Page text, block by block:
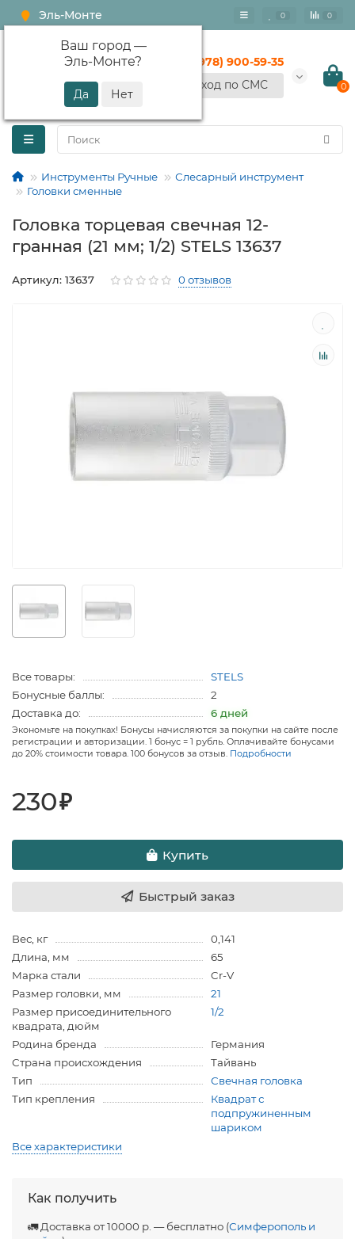
Эль-Монте
Ваш город —
Эль-Монте?
0 0
+7 (978) 900-59-35
Вход по СМС
0
Инструменты Ручные
Слесарный инструмент
Головки сменные
Головка торцевая свечная 12-
гранная (21 мм; 1/2) STELS 13637
Артикул: 13637 0 отзывов
Все товары:
STELS
Бонусные баллы:
2
Доставка до:
6 дней
Экономьте на покупках! Бонусы начисляются за покупки на сайте после
регистрации и авторизации. 1 бонус = 1 рубль. Оплачивайте бонусами
до 20% стоимости товара. 100 бонусов за отзыв. Подробности
230₽
Купить
Быстрый заказ
Вес, кг
0,141
Длина, мм
65
Марка стали
Cr-V
Размер головки, мм
21
Размер присоединительного
квадрата, дюйм
1/2
Родина бренда
Германия
Страна происхождения
Тайвань
Тип
Свечная головка
Тип крепления
Квадрат с
подпружиненным
шариком
Все характеристики
Как получить
🚛 Доставка от 10000 р. — бесплатно (Симферополь и